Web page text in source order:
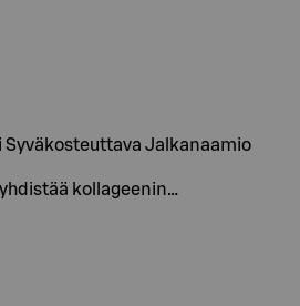
Syväkosteuttava Jalkanaamio
kollageenin…